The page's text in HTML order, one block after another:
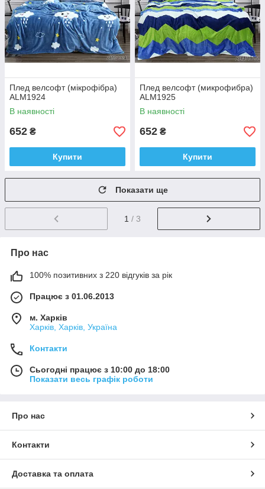
Плед велсофт (мікрофібра)
ALM1924
В наявності
652 ₴
Купити
Плед велсофт (микрофибра)
ALM1925
В наявності
652 ₴
Купити
Показати ще
1 / 3
Про нас
100% позитивних з 220 відгуків за рік
Працює з 01.06.2013
м. Харків
Харків, Харків, Україна
Контакти
Сьогодні працює з 10:00 до 18:00
Показати весь графік роботи
Про нас
Контакти
Доставка та оплата